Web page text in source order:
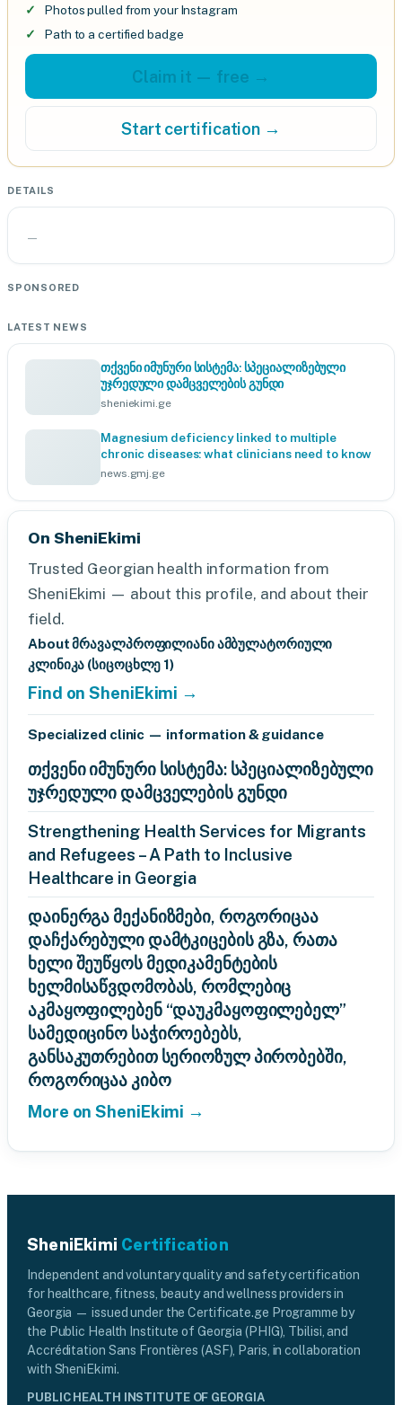
Photos pulled from your Instagram
Path to a certified badge
Claim it — free →
Start certification →
DETAILS
—
SPONSORED
LATEST NEWS
თქვენი იმუნური სისტემა: სპეციალიზებული
უჯრედული დამცველების გუნდი
sheniekimi.ge
Magnesium deficiency linked to multiple
chronic diseases: what clinicians need to know
news.gmj.ge
On SheniEkimi
Trusted Georgian health information from
SheniEkimi — about this profile, and about their
field.
About მრავალპროფილიანი ამბულატორიული
კლინიკა (სიცოცხლე 1)
Find on SheniEkimi →
Specialized clinic — information & guidance
თქვენი იმუნური სისტემა: სპეციალიზებული
უჯრედული დამცველების გუნდი
Strengthening Health Services for Migrants
and Refugees – A Path to Inclusive
Healthcare in Georgia
დაინერგა მექანიზმები, როგორიცაა
დაჩქარებული დამტკიცების გზა, რათა
ხელი შეუწყოს მედიკამენტების
ხელმისაწვდომობას, რომლებიც
აკმაყოფილებენ “დაუკმაყოფილებელ”
სამედიცინო საჭიროებებს,
განსაკუთრებით სერიოზულ პირობებში,
როგორიცაა კიბო
More on SheniEkimi →
SheniEkimi Certification
Independent and voluntary quality and safety certification
for healthcare, fitness, beauty and wellness providers in
Georgia — issued under the Certificate.ge Programme by
the Public Health Institute of Georgia (PHIG), Tbilisi, and
Accréditation Sans Frontières (ASF), Paris, in collaboration
with SheniEkimi.
PUBLIC HEALTH INSTITUTE OF GEORGIA